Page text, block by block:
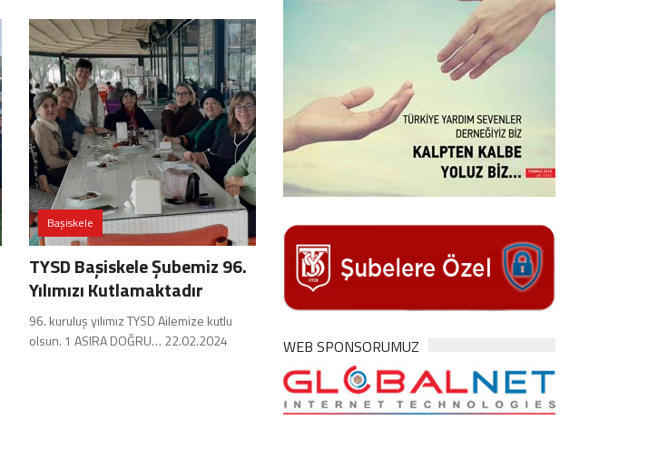
Başiskele
TYSD Başiskele Şubemiz 96.
Yılımızı Kutlamaktadır
96. kuruluş yılımız TYSD Ailemize kutlu
olsun. 1 ASIRA DOĞRU… 22.02.2024
WEB SPONSORUMUZ